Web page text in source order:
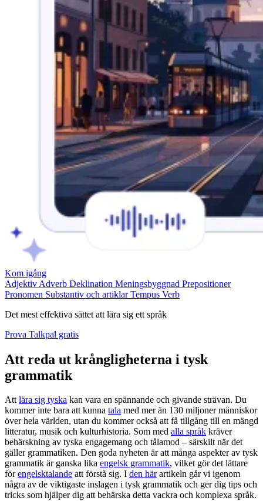
Kom igång
Adjektiv Adverb Deklination Meningsbyggnad Prepositioner
Pronomen Substantiv och artiklarTempus Verb
Det mest effektiva sättet att lära sig ett språk
Prova Talkpal gratis
Att reda ut krångligheterna i tysk
grammatik
Attlära sig tyska kan vara en spännande och givande strävan. Du
kommer inte bara att kunna tala med mer än 130 miljoner människor
över hela världen, utan du kommer också att få tillgång till en mängd
litteratur, musik och kulturhistoria. Som med alla språk kräver
behärskning av tyska engagemang och tålamod – särskilt när det
gäller grammatiken. Den goda nyheten är att många aspekter av tysk
grammatik är ganska lika engelsk grammatik, vilket gör det lättare
förengelsktalande att förstå sig. I den härartikeln går vi igenom
några av de viktigaste inslagen i tysk grammatik och ger dig tips och
tricks som hjälper dig att behärska detta vackra och komplexa språk.